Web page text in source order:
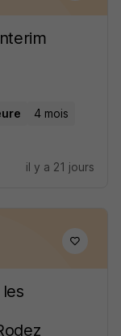
4 mois
il y a 21 jours